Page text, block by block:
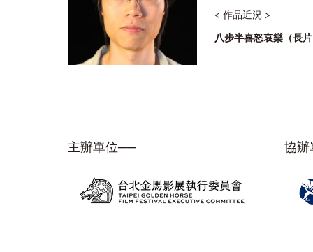
< 作品近況 >
八步半喜怒哀樂（長
主辦單位── 協